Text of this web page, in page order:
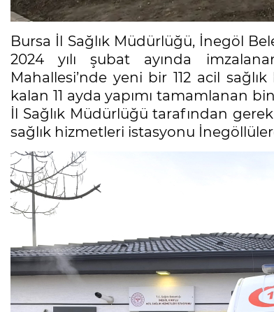
Bursa İl Sağlık Müdürlüğü, İnegöl
2024 yılı şubat ayında
Mahallesi’nde yeni bir 112 acil
kalan 11 ayda yapımı tamamlanan
İl Sağlık Müdürlüğü tarafından
sağlık hizmetleri istasyonu